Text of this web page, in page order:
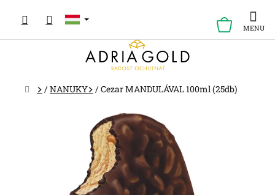
tartalomhoz
KOSÁR
Kezdőlap
/NANUKY /Cezar MANDULÁVAL 100ml (25db)